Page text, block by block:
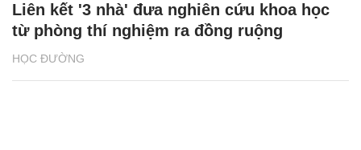
HỌC ĐƯỜNG
Liên kết '3 nhà' đưa nghiên cứu khoa học
từ phòng thí nghiệm ra đồng ruộng